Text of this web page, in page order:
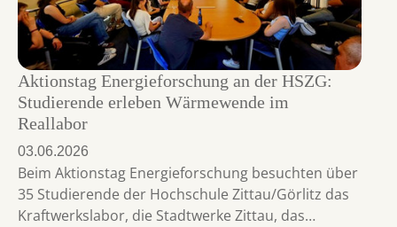
Aktionstag Energieforschung an der HSZG:
Studierende erleben Wärmewende im
Reallabor
03.06.2026
Beim Aktionstag Energieforschung besuchten über
35 Studierende der Hochschule Zittau/Görlitz das
Kraftwerkslabor, die Stadtwerke Zittau, das…